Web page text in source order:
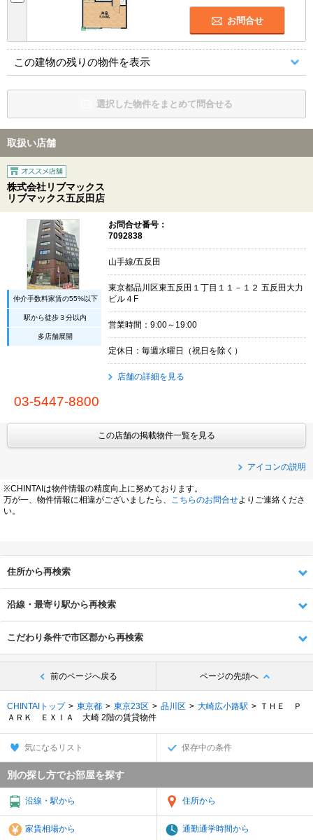
お問合せ
この建物の残りの物件を表示
選択した物件をまとめて問合せる
取扱い店舗
株式会社リブマックス
リブマックス五反田店
仲介手数料家賃の55%以下
駅から徒歩３分以内
多店舗展開
お問合せ番号：
7092838
山手線/五反田
東京都品川区東五反田１丁目１１－１２ 五反田大力
ビル４F
営業時間：9:00～19:00
定休日：毎週水曜日（祝日を除く）
店舗の詳細を見る
03-5447-8800
この店舗の掲載物件一覧を見る
アイコンの説明
※CHINTAIは物件情報の精度向上に努めております。
万が一、物件情報に相違がございましたら、
こちらのお問合せよりご連絡くださ
い。
住所から再検索
沿線・最寄り駅から再検索
こだわり条件で市区郡から再検索
前のページへ戻る ページの先頭へ
CHINTAIトップ 東京都 東京23区 品川区 大崎広小路駅
ＴＨＥ Ｐ
ＡＲＫ ＥＸＩＡ 大崎 2階の賃貸物件
気になるリスト 保存中の条件
別の探し方でお部屋を探す
沿線・駅から 住所から
家賃相場から 通勤通学時間から